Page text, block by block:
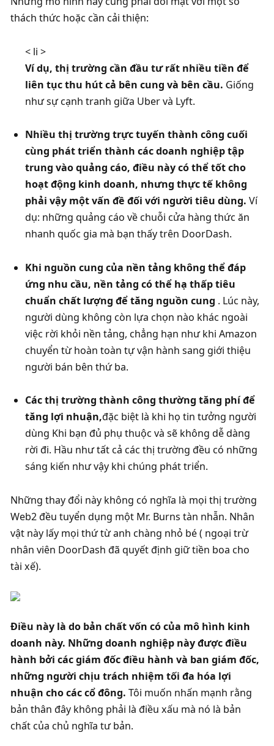
thách thức hoặc cần cải thiện:
< li >
Ví dụ, thị trường cần đầu tư rất nhiều tiền để
liên tục thu hút cả bên cung và bên cầu. Giống
như sự cạnh tranh giữa Uber và Lyft.
Nhiều thị trường trực tuyến thành công cuối
cùng phát triển thành các doanh nghiệp tập
trung vào quảng cáo, điều này có thể tốt cho
hoạt động kinh doanh, nhưng thực tế không
phải vậy một vấn đề đối với người tiêu dùng. Ví
dụ: những quảng cáo về chuỗi cửa hàng thức ăn
nhanh quốc gia mà bạn thấy trên DoorDash.
Khi nguồn cung của nền tảng không thể đáp
ứng nhu cầu, nền tảng có thể hạ thấp tiêu
chuẩn chất lượng để tăng nguồn cung . Lúc này,
người dùng không còn lựa chọn nào khác ngoài
việc rời khỏi nền tảng, chẳng hạn như khi Amazon
chuyển từ hoàn toàn tự vận hành sang giới thiệu
người bán bên thứ ba.
Các thị trường thành công thường tăng phí để
tăng lợi nhuận,đặc biệt là khi họ tin tưởng người
dùng Khi bạn đủ phụ thuộc và sẽ không dễ dàng
rời đi. Hầu như tất cả các thị trường đều có những
sáng kiến ​​như vậy khi chúng phát triển.
Những thay đổi này không có nghĩa là mọi thị trường
Web2 đều tuyển dụng một Mr. Burns tàn nhẫn. Nhân
vật này lấy mọi thứ từ anh chàng nhỏ bé ( ngoại trừ
nhân viên DoorDash đã quyết định giữ tiền boa cho
tài xế).
Điều này là do bản chất vốn có của mô hình kinh
doanh này. Những doanh nghiệp này được điều
hành bởi các giám đốc điều hành và ban giám đốc,
những người chịu trách nhiệm tối đa hóa lợi
nhuận cho các cổ đông. Tôi muốn nhấn mạnh rằng
bản thân đây không phải là điều xấu mà nó là bản
chất của chủ nghĩa tư bản.